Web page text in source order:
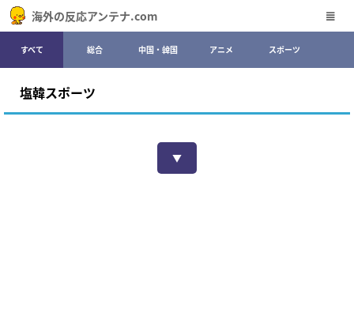
海外の反応アンテナ.com
すべて 総合 中国・韓国 アニメ スポーツ
塩韓スポーツ
▼